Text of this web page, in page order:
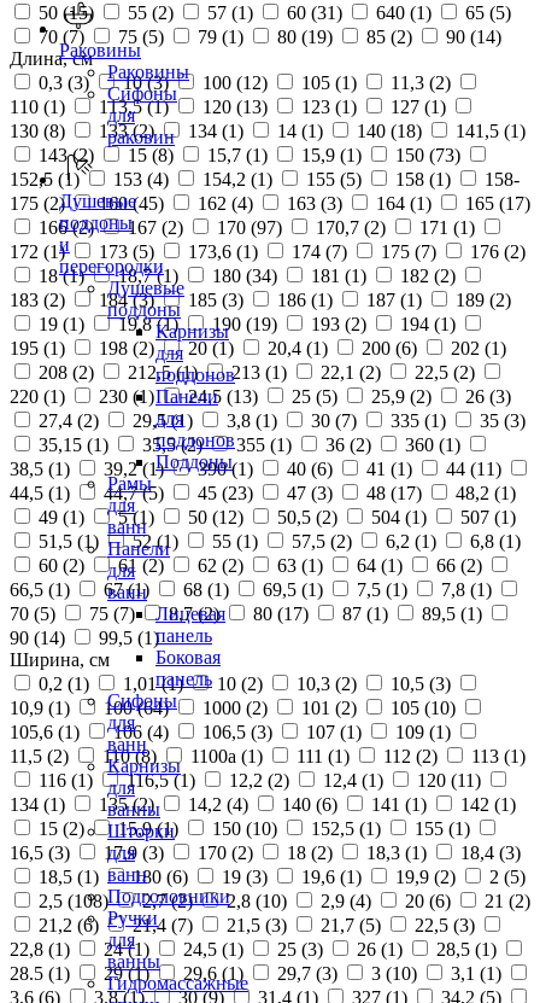
Раковины
Раковины
Сифоны
для
раковин
Душевые
поддоны
и
перегородки
Душевые
поддоны
Карнизы
для
поддонов
Панели
для
поддонов
Поддоны
Рамы
для
ванн
Панели
для
ванн
Лицевая
панель
Боковая
панель
Сифоны
для
ванн
Карнизы
для
ванны
Шторки
для
ванн
Подголовники
Ручки
для
ванны
Гидромассажные
50 (15) 55 (2) 57 (1) 60 (31) 640 (1) 65 (5)
70 (7) 75 (5) 79 (1) 80 (19) 85 (2) 90 (14)
Длина, см
0,3 (3) 10 (3) 100 (12) 105 (1) 11,3 (2)
110 (1) 113,5 (1) 120 (13) 123 (1) 127 (1)
130 (8) 133 (2) 134 (1) 14 (1) 140 (18) 141,5 (1)
143 (2) 15 (8) 15,7 (1) 15,9 (1) 150 (73)
152,5 (1) 153 (4) 154,2 (1) 155 (5) 158 (1)
158-
175 (2) 160 (45) 162 (4) 163 (3) 164 (1) 165 (17)
166 (2) 167 (2) 170 (97) 170,7 (2) 171 (1)
172 (1) 173 (5) 173,6 (1) 174 (7) 175 (7) 176 (2)
18 (1) 18,7 (1) 180 (34) 181 (1) 182 (2)
183 (2) 184 (3) 185 (3) 186 (1) 187 (1) 189 (2)
19 (1) 19,8 (1) 190 (19) 193 (2) 194 (1)
195 (1) 198 (2) 20 (1) 20,4 (1) 200 (6) 202 (1)
208 (2) 212,5 (1) 213 (1) 22,1 (2) 22,5 (2)
220 (1) 230 (1) 24,5 (13) 25 (5) 25,9 (2) 26 (3)
27,4 (2) 29,5 (1) 3,8 (1) 30 (7) 335 (1) 35 (3)
35,15 (1) 35,5 (2) 355 (1) 36 (2) 360 (1)
38,5 (1) 39,2 (1) 390 (1) 40 (6) 41 (1) 44 (11)
44,5 (1) 44,7 (5) 45 (23) 47 (3) 48 (17) 48,2 (1)
49 (1) 5 (1) 50 (12) 50,5 (2) 504 (1) 507 (1)
51,5 (1) 52 (1) 55 (1) 57,5 (2) 6,2 (1) 6,8 (1)
60 (2) 61 (2) 62 (2) 63 (1) 64 (1) 66 (2)
66,5 (1) 67 (1) 68 (1) 69,5 (1) 7,5 (1) 7,8 (1)
70 (5) 75 (7) 8,7 (2) 80 (17) 87 (1) 89,5 (1)
90 (14) 99,5 (1)
Ширина, см
0,2 (1) 1,01 (1) 10 (2) 10,3 (2) 10,5 (3)
10,9 (1) 100 (64) 1000 (2) 101 (2) 105 (10)
105,6 (1) 106 (4) 106,5 (3) 107 (1) 109 (1)
11,5 (2) 110 (8) 1100а (1) 111 (1) 112 (2) 113 (1)
116 (1) 116,5 (1) 12,2 (2) 12,4 (1) 120 (11)
134 (1) 135 (2) 14,2 (4) 140 (6) 141 (1) 142 (1)
15 (2) 15,9 (1) 150 (10) 152,5 (1) 155 (1)
16,5 (3) 17,9 (3) 170 (2) 18 (2) 18,3 (1) 18,4 (3)
18,5 (1) 180 (6) 19 (3) 19,6 (1) 19,9 (2) 2 (5)
2,5 (108) 2,7 (2) 2,8 (10) 2,9 (4) 20 (6) 21 (2)
21,2 (6) 21,4 (7) 21,5 (3) 21,7 (5) 22,5 (3)
22,8 (1) 24 (1) 24,5 (1) 25 (3) 26 (1) 28,5 (1)
28.5 (1) 29 (1) 29,6 (1) 29,7 (3) 3 (10) 3,1 (1)
3,6 (6) 3,8 (1) 30 (9) 31,4 (1) 327 (1) 34,2 (5)